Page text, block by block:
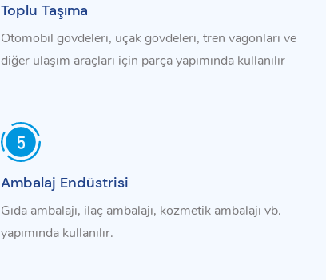
Toplu Taşıma
Otomobil gövdeleri, uçak gövdeleri, tren vagonları ve
diğer ulaşım araçları için parça yapımında kullanılır
Ambalaj Endüstrisi
Gıda ambalajı, ilaç ambalajı, kozmetik ambalajı vb.
yapımında kullanılır.